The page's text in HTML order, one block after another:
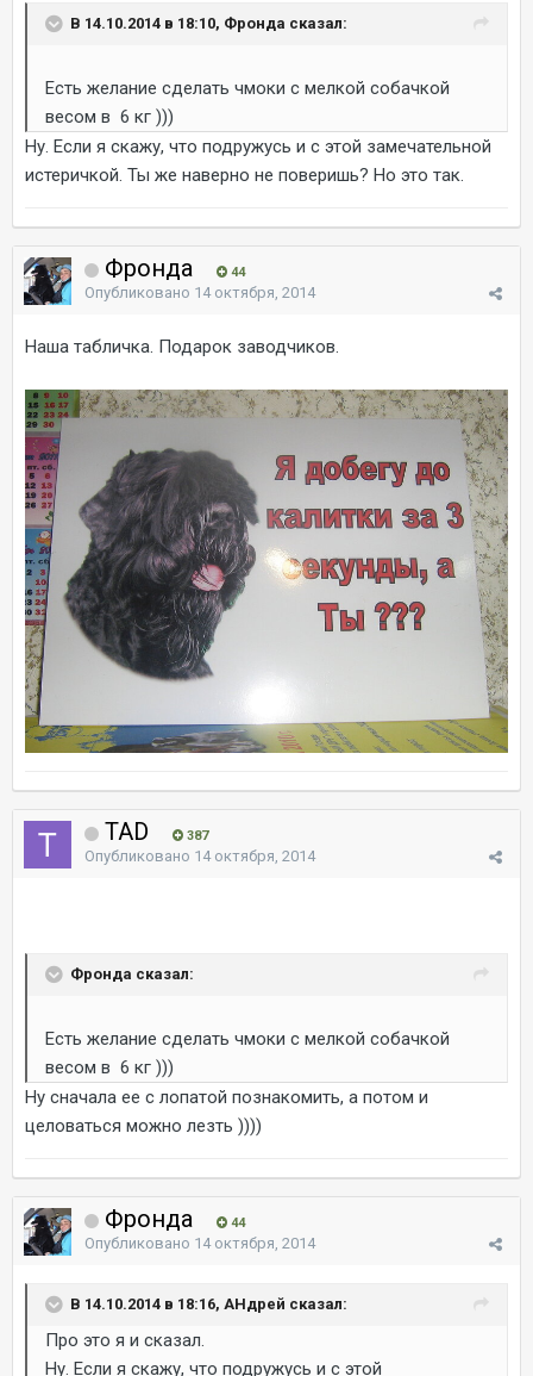
В 14.10.2014 в 18:10, Фронда сказал:
Есть желание сделать чмоки с мелкой собачкой
весом в 6 кг )))
Ну. Если я скажу, что подружусь и с этой замечательной
истеричкой. Ты же наверно не поверишь? Но это так.
Фронда 44
Опубликовано 14 октября, 2014
Наша табличка. Подарок заводчиков.
TAD 387
Опубликовано 14 октября, 2014
Фронда сказал:
Есть желание сделать чмоки с мелкой собачкой
весом в 6 кг )))
Ну сначала ее с лопатой познакомить, а потом и
целоваться можно лезть ))))
Фронда 44
Опубликовано 14 октября, 2014
В 14.10.2014 в 18:16, AHдрей сказал:
Про это я и сказал.
Ну. Если я скажу, что подружусь и с этой